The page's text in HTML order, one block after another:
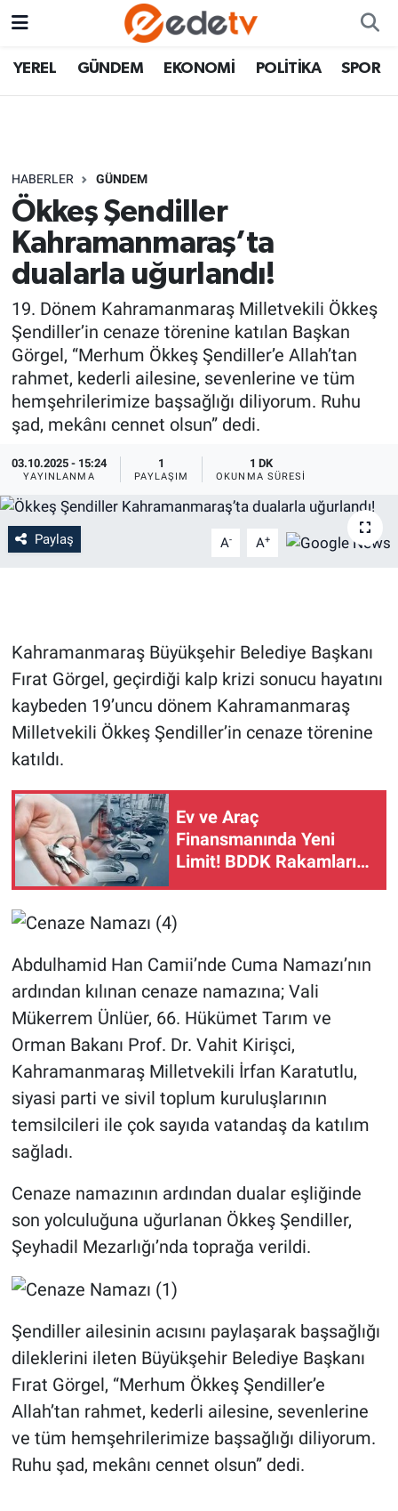
YEREL GÜNDEM EKONOMİ POLİTİKA SPOR
HABERLER GÜNDEM
Ökkeş Şendiller
Kahramanmaraş’ta
dualarla uğurlandı!
19. Dönem Kahramanmaraş Milletvekili Ökkeş
Şendiller’in cenaze törenine katılan Başkan
Görgel, “Merhum Ökkeş Şendiller’e Allah’tan
rahmet, kederli ailesine, sevenlerine ve tüm
hemşehrilerimize başsağlığı diliyorum. Ruhu
şad, mekânı cennet olsun” dedi.
03.10.2025 - 15:24
YAYINLANMA
1
PAYLAŞIM
1 DK
OKUNMA SÜRESI
Paylaş A- A+
Kahramanmaraş Büyükşehir Belediye Başkanı
Fırat Görgel, geçirdiği kalp krizi sonucu hayatını
kaybeden 19’uncu dönem Kahramanmaraş
Milletvekili Ökkeş Şendiller’in cenaze törenine
katıldı.
Ev ve Araç
Finansmanında Yeni
Limit! BDDK Rakamları
Abdulhamid Han Camii’nde Cuma Namazı’nın
ardından kılınan cenaze namazına; Vali
Mükerrem Ünlüer, 66. Hükümet Tarım ve
Orman Bakanı Prof. Dr. Vahit Kirişci,
Kahramanmaraş Milletvekili İrfan Karatutlu,
siyasi parti ve sivil toplum kuruluşlarının
temsilcileri ile çok sayıda vatandaş da katılım
sağladı.
Cenaze namazının ardından dualar eşliğinde
son yolculuğuna uğurlanan Ökkeş Şendiller,
Şeyhadil Mezarlığı’nda toprağa verildi.
Şendiller ailesinin acısını paylaşarak başsağlığı
dileklerini ileten Büyükşehir Belediye Başkanı
Fırat Görgel, “Merhum Ökkeş Şendiller’e
Allah’tan rahmet, kederli ailesine, sevenlerine
ve tüm hemşehrilerimize başsağlığı diliyorum.
Ruhu şad, mekânı cennet olsun” dedi.